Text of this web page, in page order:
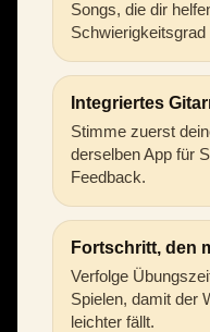
Songs, die dir
Integriertes
Stimme zuerst
derselben App für
Feedback.
Fortschritt, den
Verfolge
Spielen, damit der
leichter fällt.